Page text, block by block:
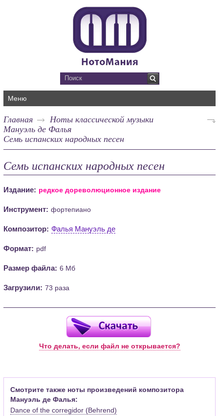
Меню
Главная
Ноты классической музыки
Мануэль де Фалья
Семь испанских народных песен
Семь испанских народных песен
Издание: редкое дореволюционное издание
Инструмент: фортепиано
Композитор: Фалья Мануэль де
Формат: pdf
Размер файла: 6 Мб
Загрузили: 73 раза
Что делать, если файл не открывается?
Смотрите также ноты произведений композитора
Мануэль де Фалья:
Dance of the corregidor (Behrend)